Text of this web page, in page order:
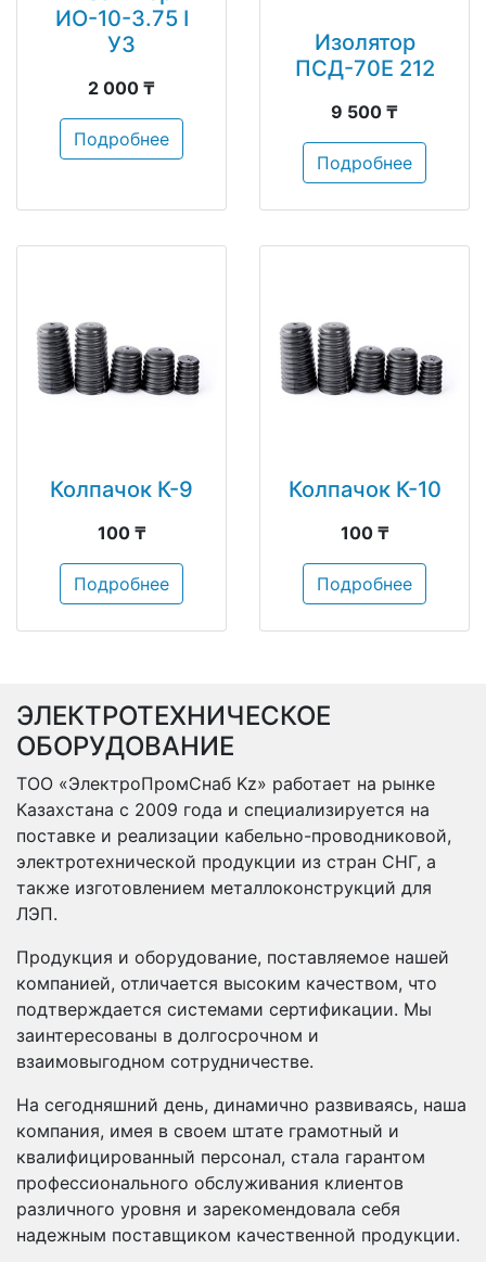
ИО-10-3.75 I
У3
2 000 ₸
Подробнее
Изолятор
ПСД-70Е 212
9 500 ₸
Подробнее
Колпачок К-9
100 ₸
Подробнее
Колпачок К-10
100 ₸
Подробнее
ЭЛЕКТРОТЕХНИЧЕСКОЕ
ОБОРУДОВАНИЕ
ТОО «ЭлектроПромСнаб Kz» работает на рынке
Казахстана с 2009 года и специализируется на
поставке и реализации кабельно-проводниковой,
электротехнической продукции из стран СНГ, а
также изготовлением металлоконструкций для
ЛЭП.
Продукция и оборудование, поставляемое нашей
компанией, отличается высоким качеством, что
подтверждается системами сертификации. Мы
заинтересованы в долгосрочном и
взаимовыгодном сотрудничестве.
На сегодняшний день, динамично развиваясь, наша
компания, имея в своем штате грамотный и
квалифицированный персонал, стала гарантом
профессионального обслуживания клиентов
различного уровня и зарекомендовала себя
надежным поставщиком качественной продукции.